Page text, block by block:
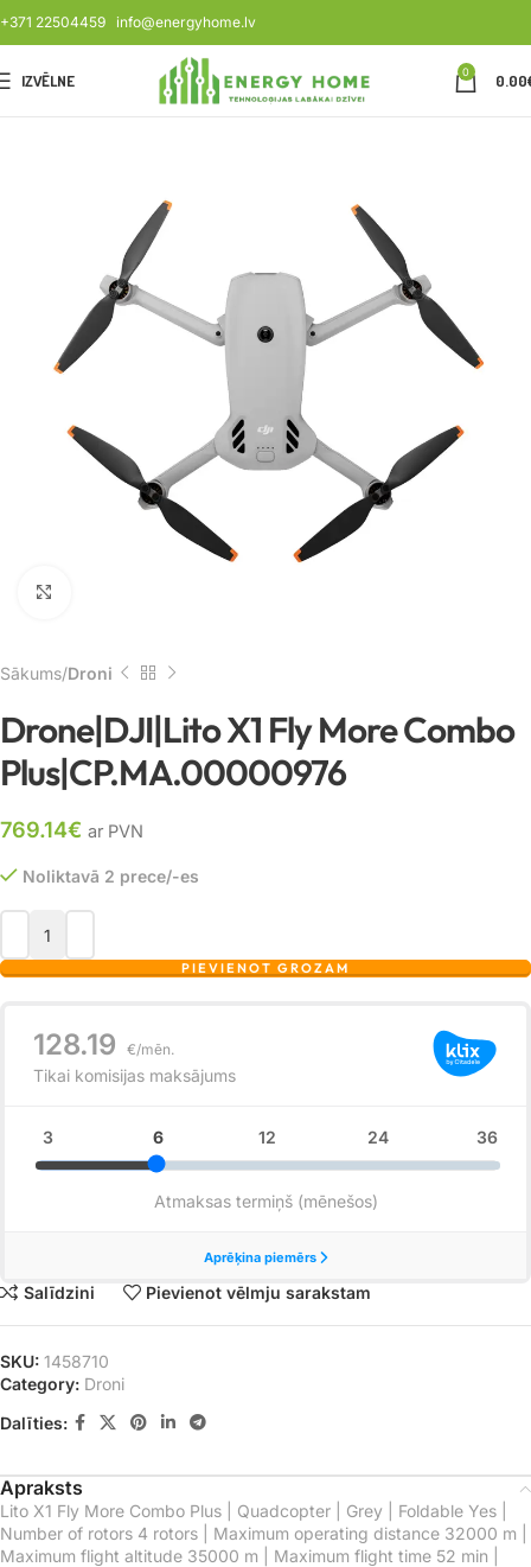
+371 22504459 info@energyhome.lv
IZVĒLNE 0 0.00
Sākums Droni
Drone|DJI|Lito X1 Fly More Combo
Plus|CP.MA.00000976
769.14€ ar PVN
Noliktavā 2 prece/-es
PIEVIENOT GROZAM
Salīdzini Pievienot vēlmju sarakstam
SKU: 1458710
Category: Droni
Dalīties:
Apraksts
Lito X1 Fly More Combo Plus | Quadcopter | Grey | Foldable Yes |
Number of rotors 4 rotors | Maximum operating distance 32000 m |
Maximum flight altitude 35000 m | Maximum flight time 52 min |